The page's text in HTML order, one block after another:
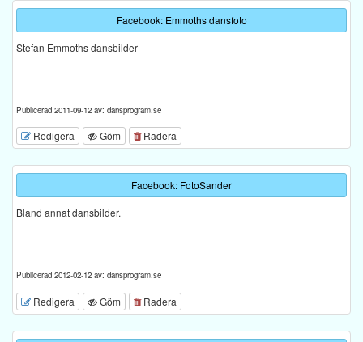
Facebook: Emmoths dansfoto
Stefan Emmoths dansbilder
Publicerad 2011-09-12 av: dansprogram.se
Redigera Göm Radera
Facebook: FotoSander
Bland annat dansbilder.
Publicerad 2012-02-12 av: dansprogram.se
Redigera Göm Radera